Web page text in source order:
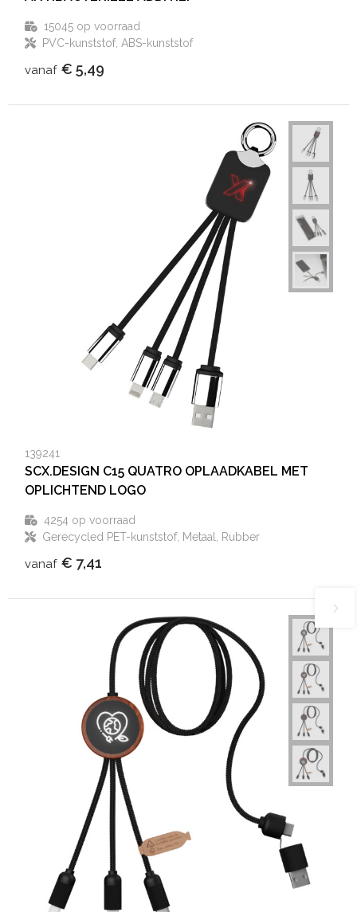
15045op voorraad
PVC-kunststof, ABS-kunststof
vanaf € 5,49
139241
SCX.DESIGN C15 QUATRO OPLAADKABEL MET
OPLICHTEND LOGO
4254 op voorraad
Gerecycled PET-kunststof, Metaal, Rubber
vanaf € 7,41